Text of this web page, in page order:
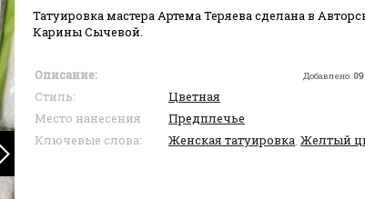
Татуировка мастера Артема Теряева сделана в
Карины Сычевой.
Описание: Добавлено:
Стиль:
Цветная
Место нанесения
Предплечье
Ключевые слова:
Женская татуировка, Желтый